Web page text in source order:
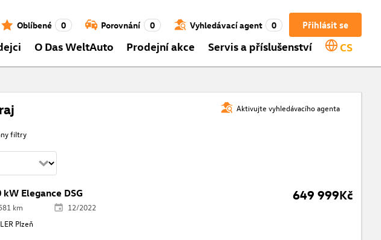
Přihlásit se
Oblíbené 0 Porovnání 0 Vyhledávací agent 0
O Das WeltAuto Prodejní akce Servis a příslušenství CS
Aktivujte vyhledávacího agenta
filtry
Elegance DSG 649 999Kč
km
12/2022
Plzeň